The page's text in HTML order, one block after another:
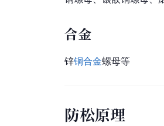
合金
锌铜合金螺母等
防松原理